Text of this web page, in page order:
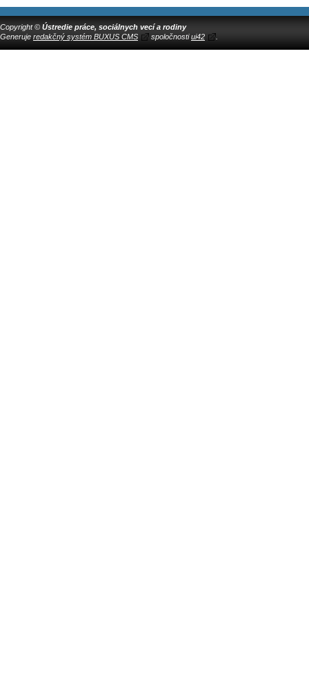
Copyright © Ústredie práce, sociálnych vecí a rodiny
Generuje redakčný systém BUXUS CMS spoločnostiui42